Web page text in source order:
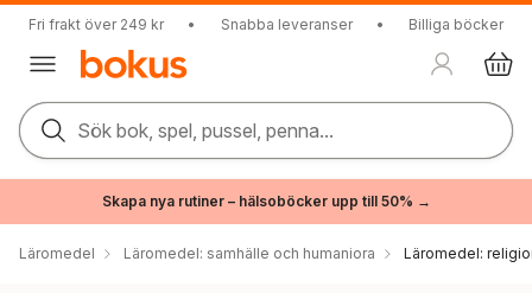
Fri frakt över 249 kr • Snabba leveranser • Billiga böcker
Sök bok, spel, pussel, penna...
Skapa nya rutiner – hälsoböcker upp till 50% →
Läromedel Läromedel: samhälle och humaniora Läromedel: